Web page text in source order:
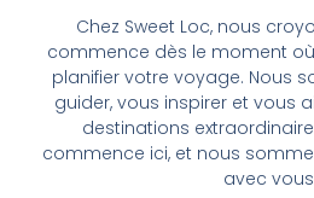
Chez Sweet Loc, nous
commence dès le moment
planifier votre voyage. Nous
guider, vous inspirer et vous
destinations
commence ici, et nous
avec